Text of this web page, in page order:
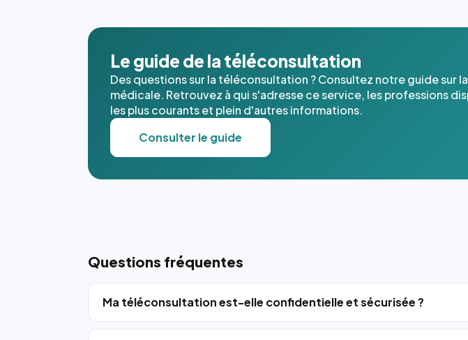
l'annuaire
dans ce
cas. #}
cas. #}
Le guide de la téléconsultation
Des questions sur la téléconsultation ? Consultez notre guide sur
médicale. Retrouvez à qui s'adresse ce service, les professions
les plus courants et plein d'autres informations.
Consulter le guide
Questions fréquentes
Ma téléconsultation est-elle confidentielle et sécurisée ?